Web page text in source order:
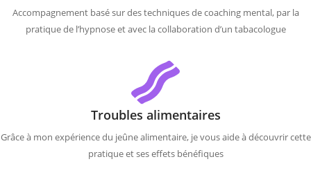
Accompagnement basé sur des techniques de coaching mental, par la
pratique de l’hypnose et avec la collaboration d’un tabacologue
Troubles alimentaires
Grâce à mon expérience du jeûne alimentaire, je vous aide à découvrir cette
pratique et ses effets bénéfiques